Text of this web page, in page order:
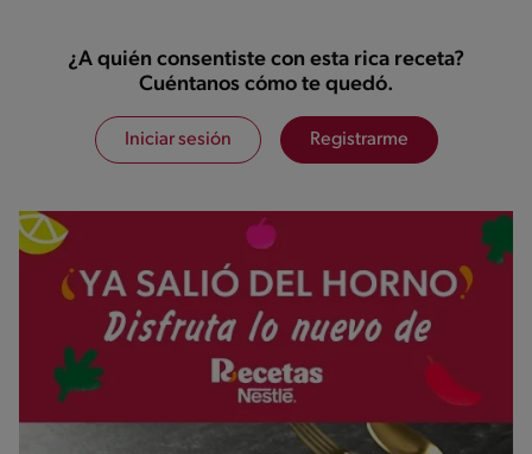
¿A quién consentiste con esta rica receta?
Cuéntanos cómo te quedó.
Iniciar sesión Registrarme